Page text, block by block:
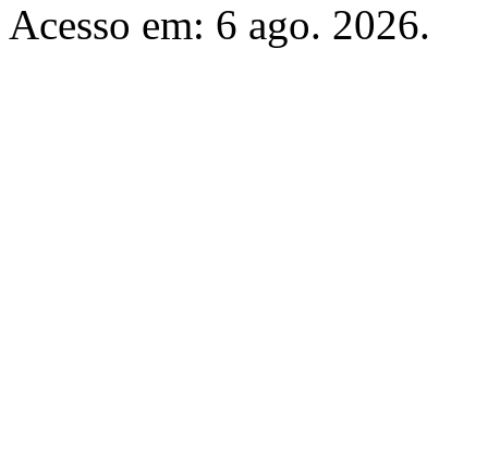
Acesso em: 6 ago. 2026.